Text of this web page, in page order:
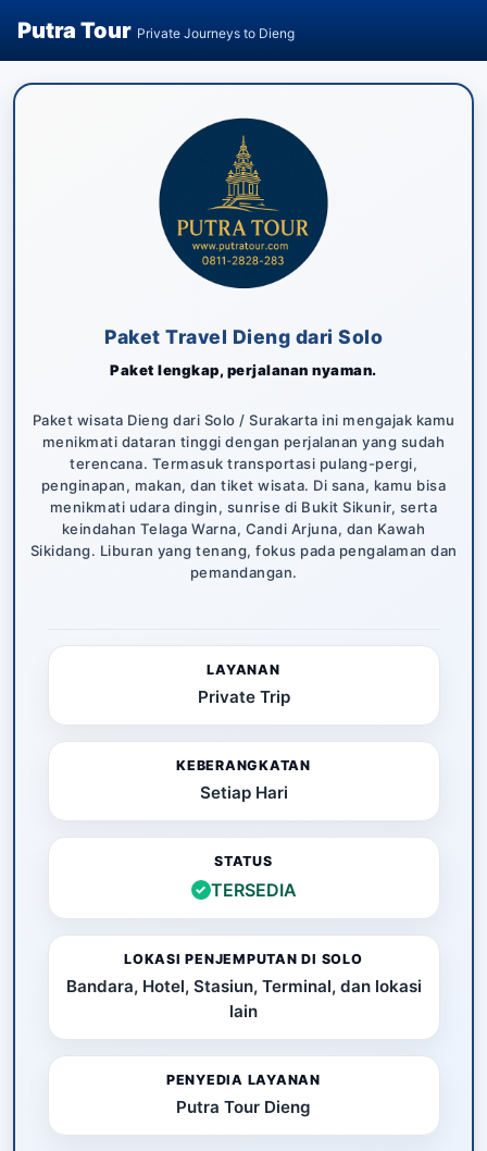
Putra Tour Private Journeys to Dieng
Paket Travel Dieng dari Solo
Paket lengkap, perjalanan nyaman.
Paket wisata Dieng dari Solo / Surakarta ini mengajak kamu
menikmati dataran tinggi dengan perjalanan yang sudah
terencana. Termasuk transportasi pulang-pergi,
penginapan, makan, dan tiket wisata. Di sana, kamu bisa
menikmati udara dingin, sunrise di Bukit Sikunir, serta
keindahan Telaga Warna, Candi Arjuna, dan Kawah
Sikidang. Liburan yang tenang, fokus pada pengalaman dan
pemandangan.
LAYANAN
Private Trip
KEBERANGKATAN
Setiap Hari
STATUS
✓ TERSEDIA
LOKASI PENJEMPUTAN DI SOLO
Bandara, Hotel, Stasiun, Terminal, dan lokasi
lain
PENYEDIA LAYANAN
Putra Tour Dieng